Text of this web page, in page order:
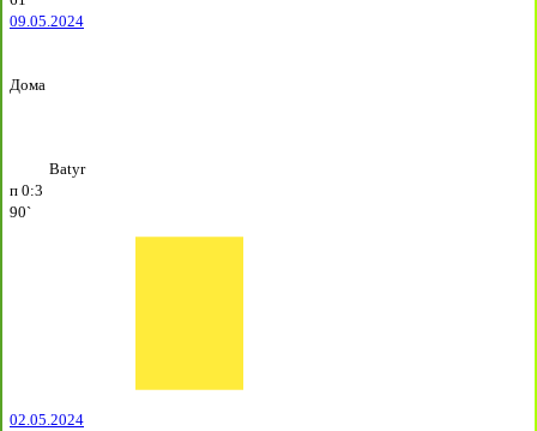
09.05.2024
Дома
Batyr
п 0:3
90`
02.05.2024